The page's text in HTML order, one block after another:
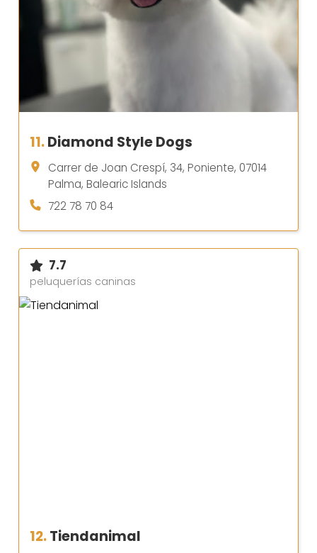
11.Diamond Style Dogs
Carrer de Joan Crespí, 34, Poniente, 07014
Palma, Balearic Islands
722 78 70 84
7.7
peluquerías caninas
12.Tiendanimal